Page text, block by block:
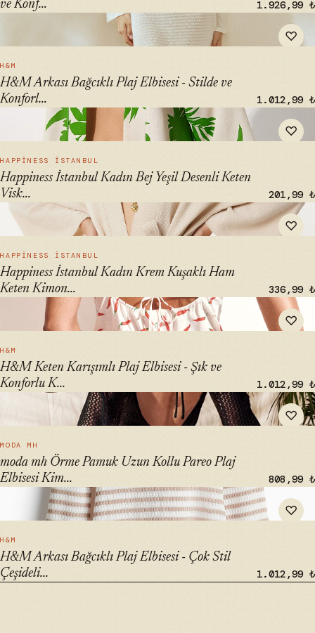
ve Konf... 1.926,99 ₺
♡
" alt="H&M Arkası Bağcıklı Plaj Elbisesi - Stilde ve Konforlu
Giyim Çözümünüz" loading="lazy">
H&M
H&M Arkası Bağcıklı Plaj Elbisesi - Stilde ve
Konforl...
1.012,99 ₺
♡
" alt="Happiness İstanbul Kadın Bej Yeşil Desenli Keten
Viskon Kimono BH00381" loading="lazy">
HAPPINESS İSTANBUL
Happiness İstanbul Kadın Bej Yeşil Desenli Keten
Visk...
201,99 ₺
♡
" alt="Happiness İstanbul Kadın Krem Kuşaklı Ham Keten
Kimono BV00175 | Doğal ve Şık Giyim" loading="lazy">
HAPPINESS İSTANBUL
Happiness İstanbul Kadın Krem Kuşaklı Ham
Keten Kimon...
336,99 ₺
♡
" alt="H&M Keten Karışımlı Plaj Elbisesi - Şık ve Konforlu
Kaftanlar" loading="lazy">
H&M
H&M Keten Karışımlı Plaj Elbisesi - Şık ve
Konforlu K...
1.012,99 ₺
♡
" alt="moda mh Örme Pamuk Uzun Kollu Pareo Plaj Elbisesi
Kimono Kaftan - ₺599" loading="lazy">
MODA MH
moda mh Örme Pamuk Uzun Kollu Pareo Plaj
Elbisesi Kim...
808,99 ₺
♡
" alt="H&M Arkası Bağcıklı Plaj Elbisesi - Çok Stil Çeşideli
Kaftan" loading="lazy">
H&M
H&M Arkası Bağcıklı Plaj Elbisesi - Çok Stil
Çeşideli...
1.012,99 ₺